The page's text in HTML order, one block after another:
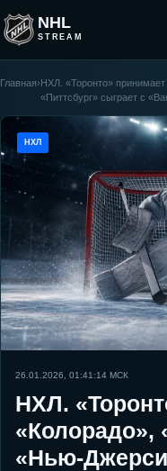
NHL
STREAM
Главная›НХЛ. «Торонто»
«Питтсбург» сыграет с
НХЛ
26.01.2026, 01:41:14 МСК
НХЛ.
«Колорадо»,
«Нью-